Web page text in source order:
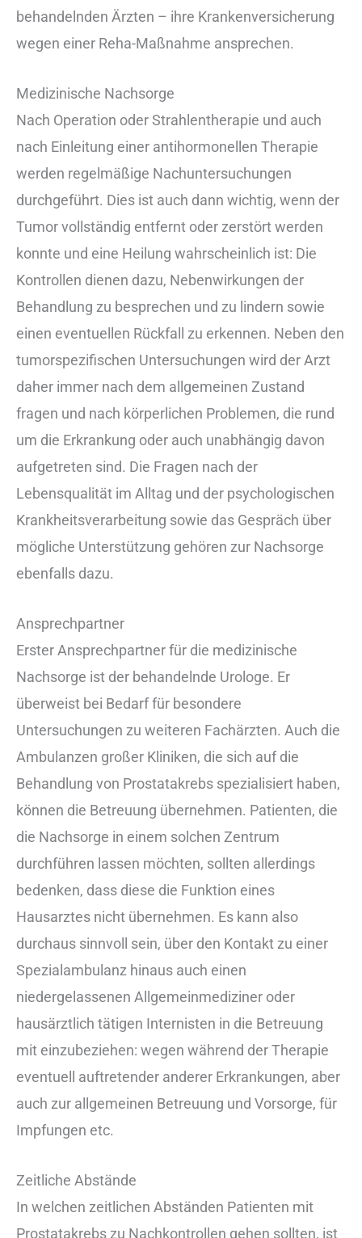
behandelnden Ärzten – ihre Krankenversicherung
wegen einer Reha-Maßnahme ansprechen.
Medizinische Nachsorge
Nach Operation oder Strahlentherapie und auch
nach Einleitung einer antihormonellen Therapie
werden regelmäßige Nachuntersuchungen
durchgeführt. Dies ist auch dann wichtig, wenn der
Tumor vollständig entfernt oder zerstört werden
konnte und eine Heilung wahrscheinlich ist: Die
Kontrollen dienen dazu, Nebenwirkungen der
Behandlung zu besprechen und zu lindern sowie
einen eventuellen Rückfall zu erkennen. Neben den
tumorspezifischen Untersuchungen wird der Arzt
daher immer nach dem allgemeinen Zustand
fragen und nach körperlichen Problemen, die rund
um die Erkrankung oder auch unabhängig davon
aufgetreten sind. Die Fragen nach der
Lebensqualität im Alltag und der psychologischen
Krankheitsverarbeitung sowie das Gespräch über
mögliche Unterstützung gehören zur Nachsorge
ebenfalls dazu.
Ansprechpartner
Erster Ansprechpartner für die medizinische
Nachsorge ist der behandelnde Urologe. Er
überweist bei Bedarf für besondere
Untersuchungen zu weiteren Fachärzten. Auch die
Ambulanzen großer Kliniken, die sich auf die
Behandlung von Prostatakrebs spezialisiert haben,
können die Betreuung übernehmen. Patienten, die
die Nachsorge in einem solchen Zentrum
durchführen lassen möchten, sollten allerdings
bedenken, dass diese die Funktion eines
Hausarztes nicht übernehmen. Es kann also
durchaus sinnvoll sein, über den Kontakt zu einer
Spezialambulanz hinaus auch einen
niedergelassenen Allgemeinmediziner oder
hausärztlich tätigen Internisten in die Betreuung
mit einzubeziehen: wegen während der Therapie
eventuell auftretender anderer Erkrankungen, aber
auch zur allgemeinen Betreuung und Vorsorge, für
Impfungen etc.
Zeitliche Abstände
In welchen zeitlichen Abständen Patienten mit
Prostatakrebs zu Nachkontrollen gehen sollten, ist